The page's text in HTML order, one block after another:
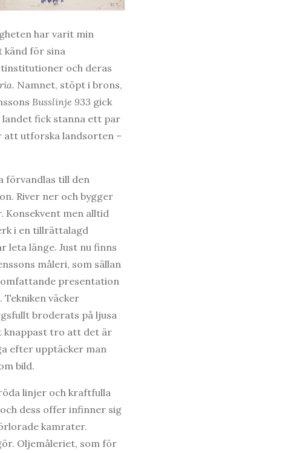
har varit min
känd för sina
och deras
. Namnet, stöpt i brons,
Busslinje 933 gick
landet fick stanna ett par
att utforska landsorten –
förvandlas till den
River ner och bygger
Konsekvent men alltid
i en tillrättalagd
leta länge. Just nu finns
måleri, som sällan
presentation
Tekniken väcker
broderats på ljusa
knappast tro att det är
efter upptäcker man
bild.
linjer och kraftfulla
dess offer infinner sig
kamrater.
Oljemåleriet, som för